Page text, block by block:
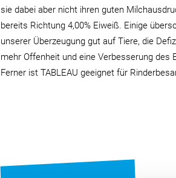
sie dabei aber nicht ihren guten
bereits Richtung 4,00% Eiweiß. Einige
unserer Überzeugung gut auf Tiere, die
mehr Offenheit und eine Verbesserung des
Ferner ist TABLEAU geeignet für